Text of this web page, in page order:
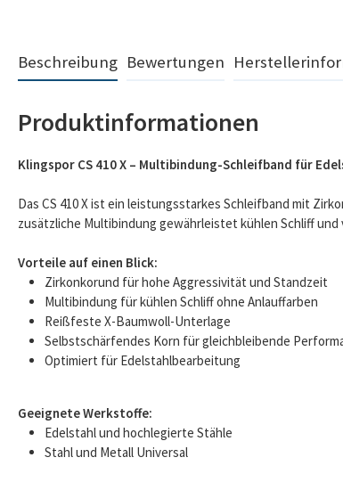
Beschreibung Bewertungen
Produktinformationen
Klingspor CS 410 X – Multibindung-Schleifband für
Das CS 410 X ist ein leistungsstarkes Schleifband mit
zusätzliche Multibindung gewährleistet kühlen Schliff
Vorteile auf einen Blick:
Zirkonkorund für hohe Aggressivität und Standzeit
Multibindung für kühlen Schliff ohne Anlauffarben
Reißfeste X-Baumwoll-Unterlage
Selbstschärfendes Korn für gleichbleibende
Optimiert für Edelstahlbearbeitung
Geeignete Werkstoffe:
Edelstahl und hochlegierte Stähle
Stahl und Metall Universal